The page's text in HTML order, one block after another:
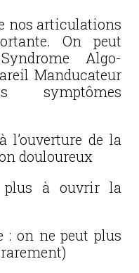
nos articulations
On peut
Algo-
Manducateur
symptômes
l’ouverture de la
douloureux
plus à ouvrir la
: on ne peut plus